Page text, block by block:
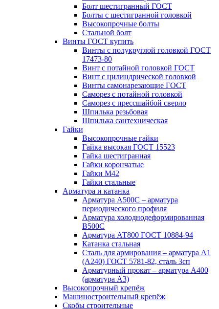
Болт шестигранный ГОСТ
Болты с шестигранной головкой
Высокопрочные болты
Стальной болт
Винты ГОСТ купить
Винты с полукруглой головкой ГОСТ
17473-80
Винт с потайной головкой ГОСТ
Винт с цилиндрической головкой
Винты самонарезающие ГОСТ
Саморез с потайной головкой
Саморез с прессшайбой сверло
Шпилька резьбовая
Шпилька сантехническая
Гайки
Высокопрочные гайки
Гайка высокая ГОСТ 15523
Гайка шестигранная
Гайки корончатые
Гайки М42
Гайки стальные
Арматура и катанка
Арматура А500С – арматура
периодического профиля
Арматура холоднодеформированная
В500С
Арматура АТ800 ГОСТ 10884-94
Катанка стальная
Сталь для армирования – арматура А1
(А240) ГОСТ 5781-82, сталь 3сп
Арматурный прокат – арматура А400
(арматура А3)
Высокопрочный крепёж
Машиностроительный крепёж
Скобы строительные